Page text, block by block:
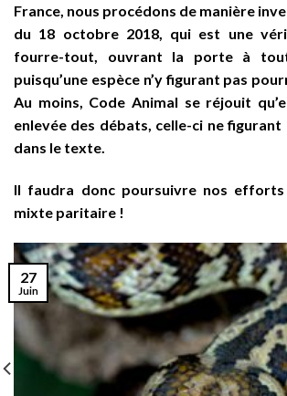
France, nous procédons de manière
du 18 octobre 2018, qui est une
fourre-tout, ouvrant la porte à
puisqu’une espèce n’y figurant pas
Au moins, Code Animal se réjouit
enlevée des débats, celle-ci ne
dans le texte.
Il faudra donc poursuivre nos efforts
mixte paritaire !
27
Juin